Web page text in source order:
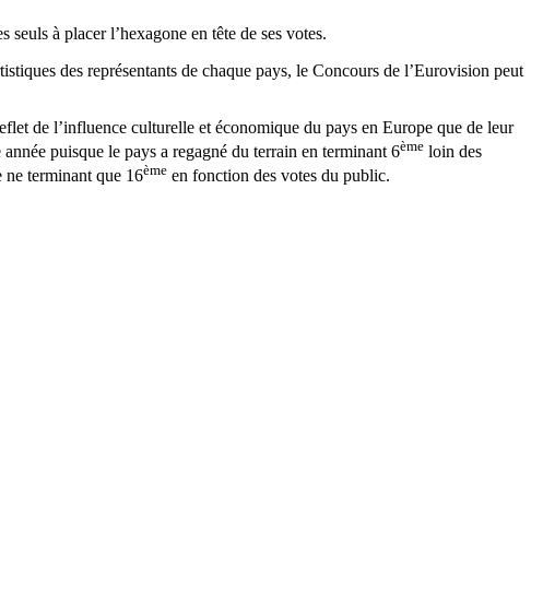
à placer l’hexagone en tête de ses votes.
des représentants de chaque pays, le Concours de l’Eurovision peut
de l’influence culturelle et économique du pays en Europe que de leur
puisque le pays a regagné du terrain en terminant 6ème loin des
ne terminant que 16ème en fonction des votes du public.